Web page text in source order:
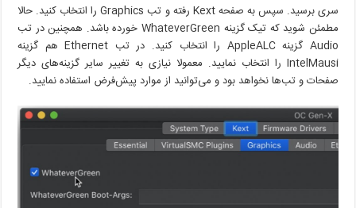
سری برسید. سپس به صفحه Kext رفته و تب Graphics را انتخاب کنید. حالا
مطمئن شوید که تیک گزینه WhateverGreen خورده باشد. همچنین در تب
Audio گزینه AppleALC را انتخاب کنید. در تب Ethernet هم گزینه
IntelMausi را انتخاب نمایید. معمولا نیازی به تغییر سایر گزینه‌های دیگر
صفحات و تب‌ها نخواهد بود و می‌توانید از موارد پیش‌فرض استفاده نمایید.